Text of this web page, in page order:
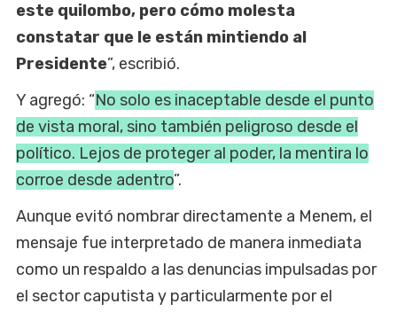
este quilombo, pero cómo molesta
constatar que le están mintiendo al
Presidente”, escribió.
Y agregó: “No solo es inaceptable desde el punto
de vista moral, sino también peligroso desde el
político. Lejos de proteger al poder, la mentira lo
corroe desde adentro”.
Aunque evitó nombrar directamente a Menem, el
mensaje fue interpretado de manera inmediata
como un respaldo a las denuncias impulsadas por
el sector caputista y particularmente por el